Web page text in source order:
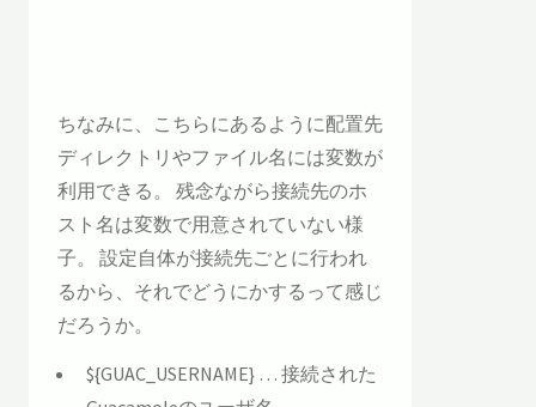
ちなみに、こちらにあるように配置先
ディレクトリやファイル名には変数が
利用できる。 残念ながら接続先のホ
スト名は変数で用意されていない様
子。 設定自体が接続先ごとに行われ
るから、それでどうにかするって感じ
だろうか。
${GUAC_USERNAME} … 接続された